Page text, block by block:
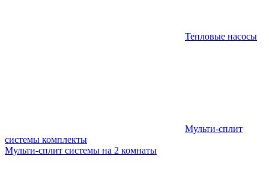
Тепловые насосы
Мульти-сплит
системы комплекты
Мульти-сплит системы на 2 комнаты